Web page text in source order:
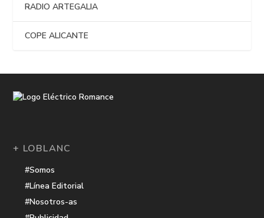
RADIO ARTEGALIA
COPE ALICANTE
+ LOBLANC
#Somos
#Línea Editorial
#Nosotros-as